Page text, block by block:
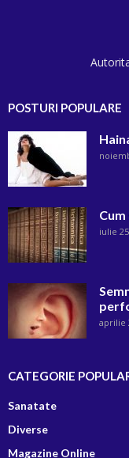
POSTURI POPULARE
iulie
aprilie
CATEGORIE
Sanatate
Diverse
Magazine Online